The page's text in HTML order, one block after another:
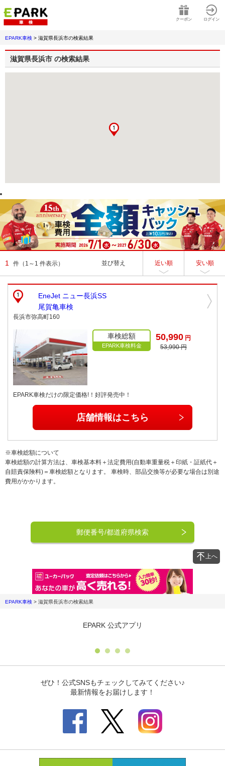
クーポン ログイン
EPARK車検 > 滋賀県長浜市の検索結果
滋賀県長浜市 の検索結果
1 件 （1～1 件表示） 並び替え 近い順 安い順
EneJet ニュー長浜SS
尾賀亀車検
長浜市弥高町160
車検総額
EPARK車検料金
50,990 円
53,990 円
EPARK車検だけの限定価格!！好評発売中！
店舗情報はこちら
※車検総額について
車検総額の計算方法は、車検基本料＋法定費用(自動車重量税＋印紙・証紙代＋
自賠責保険料)＝車検総額となります。 車検時、部品交換等が必要な場合は別途
費用がかかります。
郵便番号/都道府県検索
上へ
EPARK車検 > 滋賀県長浜市の検索結果